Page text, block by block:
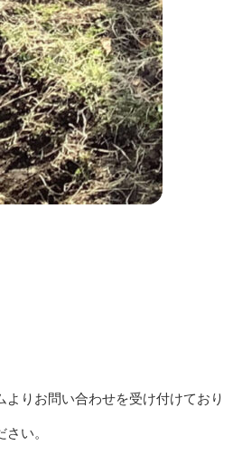
よりお問い合わせを受け付けており
い。